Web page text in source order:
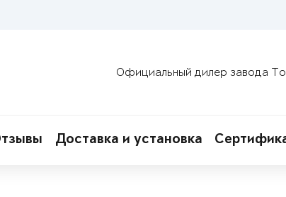
Официальный дилер завода
Доставка и установка